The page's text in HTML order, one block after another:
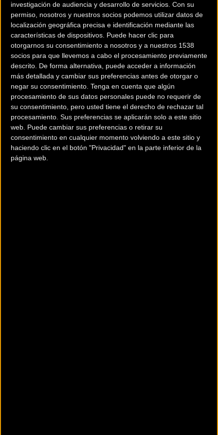
investigación de audiencia y desarrollo de servicios. Con su
permiso, nosotros y nuestros socios podemos utilizar datos de
localización geográfica precisa e identificación mediante las
características de dispositivos. Puede hacer clic para
otorgarnos su consentimiento a nosotros y a nuestros 1538
socios para que llevemos a cabo el procesamiento previamente
descrito. De forma alternativa, puede acceder a información
más detallada y cambiar sus preferencias antes de otorgar o
negar su consentimiento. Tenga en cuenta que algún
procesamiento de sus datos personales puede no requerir de
su consentimiento, pero usted tiene el derecho de rechazar tal
procesamiento. Sus preferencias se aplicarán solo a este sitio
web. Puede cambiar sus preferencias o retirar su
consentimiento en cualquier momento volviendo a este sitio y
haciendo clic en el botón "Privacidad" en la parte inferior de la
página web.
La Copa Catalana Internacional de BTT Biking Point 2018
empezará como ya es habitual en Banyoles
Tras el éxito de la decimosexta edición de la Copa Catalana
Internacional de BTT Biking Point disputada este año, con la
inclusión de 6 de las 7 pruebas en el calendario UCI y el
estreno de una categoría UCI Hors Class, la CCI Biking Point es
cada vez más internacional.
Un calendario formado por las mejores carreras de XCO del
estado y de Catalunya, que contarán con la participación de
corredores de élite mundial. Biking Point, una de las redes de